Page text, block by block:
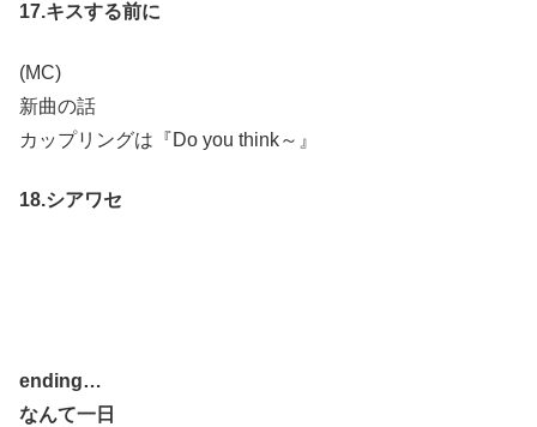
17.キスする前に
(MC)
新曲の話
カップリングは『Do you think～』
18.シアワセ
ending…
なんて一日